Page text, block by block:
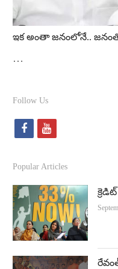
ఇక అంతా జనంలోనే..
…
Follow Us
f
c
e
b
o
o
k
y
u
t
u
b
e
Popular Articles